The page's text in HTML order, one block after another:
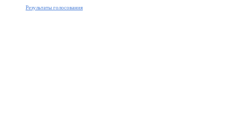
Результаты голосования